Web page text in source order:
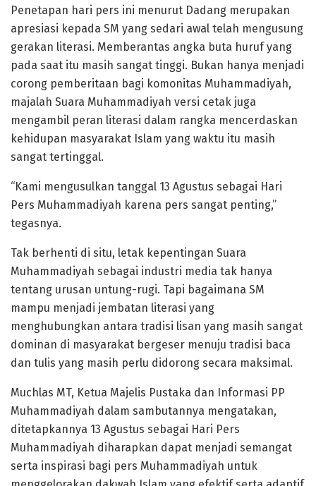
Penetapan hari pers ini menurut Dadang merupakan
apresiasi kepada SM yang sedari awal telah mengusung
gerakan literasi. Memberantas angka buta huruf yang
pada saat itu masih sangat tinggi. Bukan hanya menjadi
corong pemberitaan bagi komonitas Muhammadiyah,
majalah Suara Muhammadiyah versi cetak juga
mengambil peran literasi dalam rangka mencerdaskan
kehidupan masyarakat Islam yang waktu itu masih
sangat tertinggal.
“Kami mengusulkan tanggal 13 Agustus sebagai Hari
Pers Muhammadiyah karena pers sangat penting,”
tegasnya.
Tak berhenti di situ, letak kepentingan Suara
Muhammadiyah sebagai industri media tak hanya
tentang urusan untung-rugi. Tapi bagaimana SM
mampu menjadi jembatan literasi yang
menghubungkan antara tradisi lisan yang masih sangat
dominan di masyarakat bergeser menuju tradisi baca
dan tulis yang masih perlu didorong secara maksimal.
Muchlas MT, Ketua Majelis Pustaka dan Informasi PP
Muhammadiyah dalam sambutannya mengatakan,
ditetapkannya 13 Agustus sebagai Hari Pers
Muhammadiyah diharapkan dapat menjadi semangat
serta inspirasi bagi pers Muhammadiyah untuk